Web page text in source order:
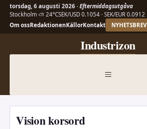
torsdag, 6 augusti 2026 · Eftermiddagsutgåva
Stockholm ⛅ 24°CSEK/USD 0.1054 · SEK/EUR 0.0912
Om ossRedaktionenKällorKontakt NYHETSBREV
Industrizon
MENY
Vision korsord